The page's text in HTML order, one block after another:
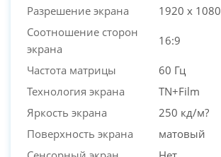
Разрешение экрана
1920 x 1080
Соотношение сторон
экрана
16:9
Частота матрицы
60 Гц
Технология экрана
TN+Film
Яркость экрана
250 кд/м?
Поверхность экрана
матовый